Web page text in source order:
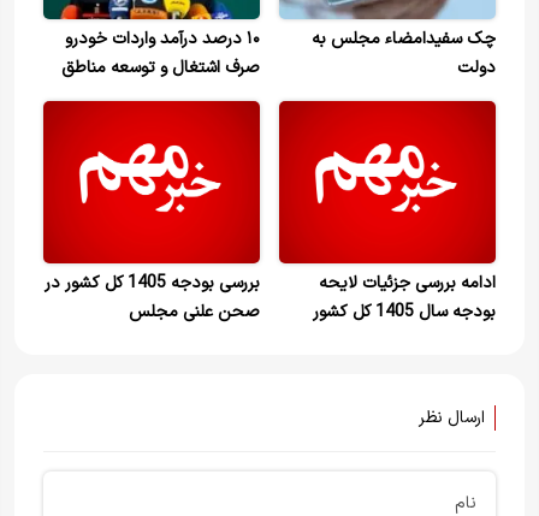
چک سفیدامضاء مجلس به
دولت
۱۰ درصد درآمد واردات خودرو
صرف اشتغال و توسعه مناطق
محروم می‌شود
ادامه بررسی جزئیات لایحه
بودجه سال 1405 کل کشور
بررسی بودجه 1405 کل کشور در
صحن علنی مجلس
ارسال نظر
نام